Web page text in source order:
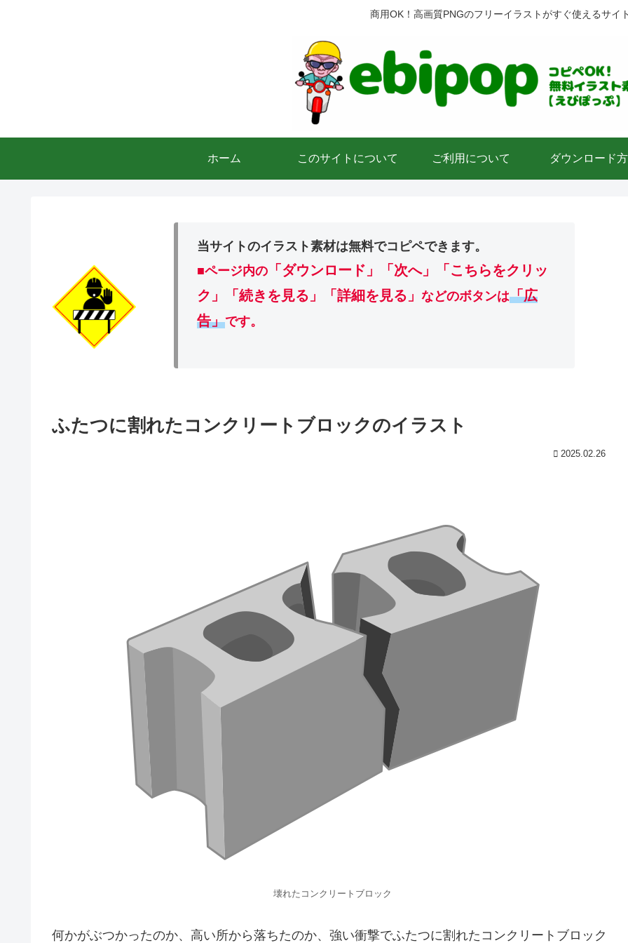
商用OK！高画質PNGのフリーイラストがすぐ使えるサイ
ホーム このサイトについて ご利用について ダウンロード
当サイトのイラスト素材は無料でコピペできます。
■ページ内の 「ダウンロード」
「次へ」「こちらをクリッ
ク」「続きを見る」「詳細を見る」などのボタンは「広
告」です。
ふたつに割れたコンクリートブロックのイラスト
2025.02.26
壊れたコンクリートブロック
何かがぶつかったのか、高い所から落ちたのか、強い衝撃でふたつに割れたコンクリートブロック